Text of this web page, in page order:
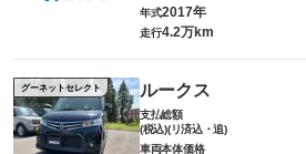
年式2017年
走行4.2万km
グーネットセレクト ルークス
支払総額
(税込)(リ済込・追)
車両本体価格